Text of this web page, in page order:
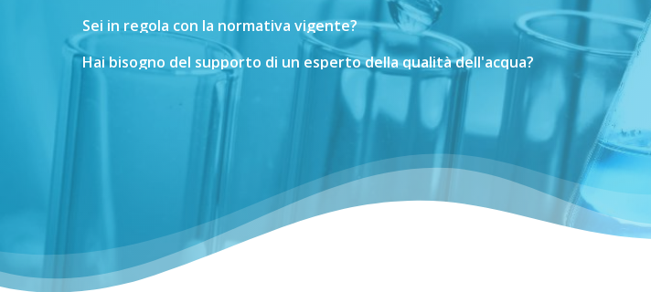
Sei in regola con la normativa vigente?
Hai bisogno del supporto di un espertodellaqualitàdell'acqua?